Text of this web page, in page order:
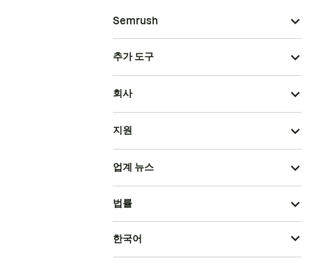
Semrush
추가 도구
회사
지원
업계 뉴스
법률
한국어